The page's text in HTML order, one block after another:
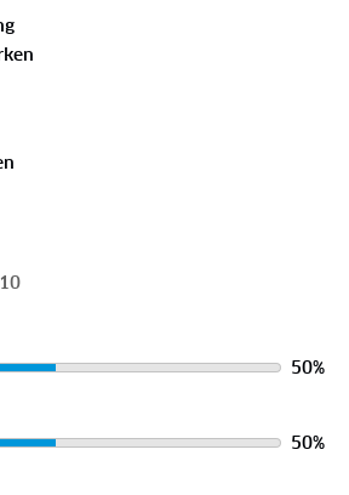
zeer stevig hangslot. Het
van gehard staal.
aanhanger
worden als de aanhanger
10
50%
50%